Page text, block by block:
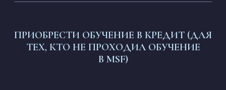
ПРИОБРЕСТИ ОБУЧЕНИЕ В КРЕДИТ (ДЛЯ
ТЕХ, КТО НЕ ПРОХОДИЛ ОБУЧЕНИЕ
В MSF)